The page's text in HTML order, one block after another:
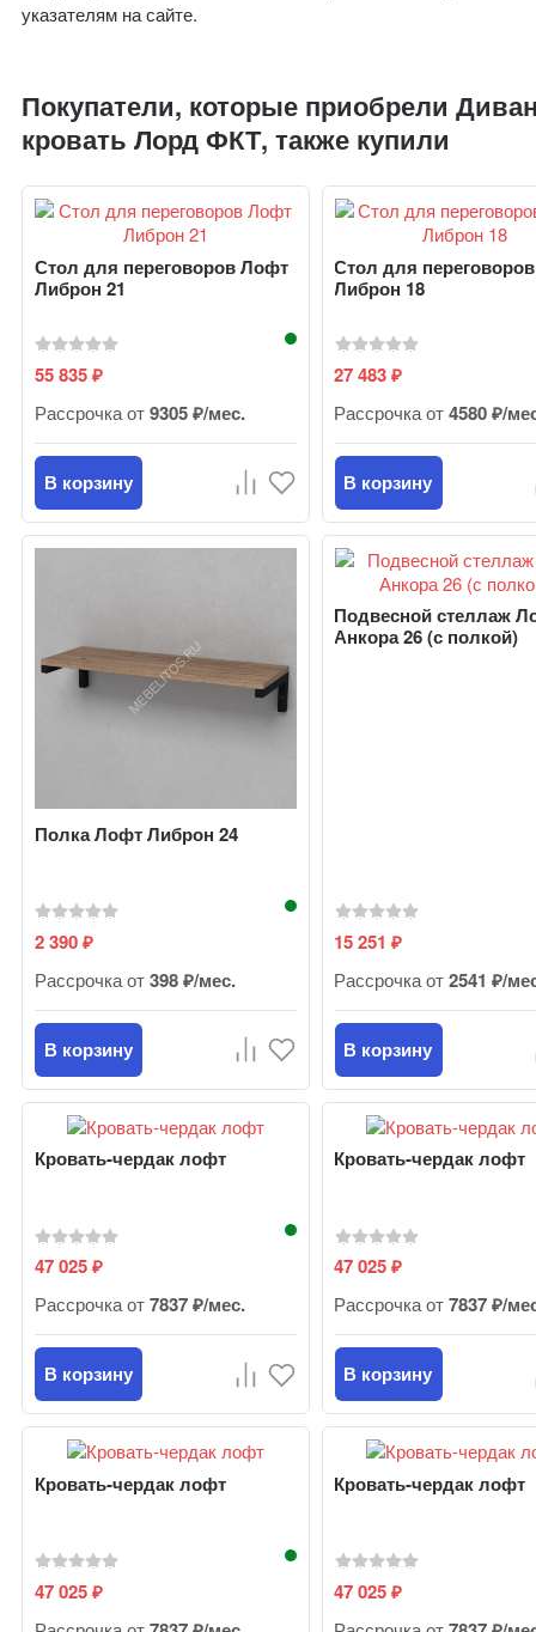
указателям на сайте.
Покупатели, которые приобрели
кровать Лорд ФКТ, также купили
Стол для переговоров Лофт
Либрон 21
55 835₽
Рассрочка от9305 ₽/мес.
В корзину
Стол для
Либрон 18
27 483₽
Рассрочка от4580 ₽/
В корзину
Полка Лофт Либрон 24
2 390₽
Рассрочка от398 ₽/мес.
В корзину
Подвесной стеллаж
Анкора 26 (с полкой)
15 251₽
Рассрочка от2541 ₽/
В корзину
Кровать-чердак лофт
47 025₽
Рассрочка от7837 ₽/мес.
В корзину
Кровать-чердак лофт
47 025₽
Рассрочка от7837 ₽/
В корзину
Кровать-чердак лофт
47 025₽
Кровать-чердак лофт
47 025₽